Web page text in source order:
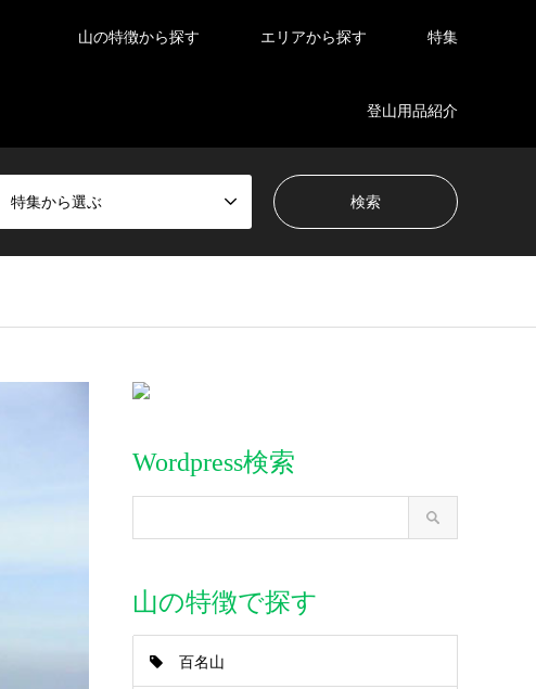
山の特徴から探す エリアから探す 特集
登山用品紹介
特集から選ぶ
Wordpress検索
山の特徴で探す
百名山